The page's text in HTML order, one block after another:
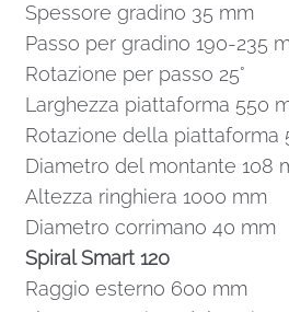
Spessore gradino 35 mm
Passo per gradino 190-235
Rotazione per passo 25°
Larghezza piattaforma 550
Rotazione della piattaforma
Diametro del montante 108
Altezza ringhiera 1000 mm
Diametro corrimano 40 mm
Spiral Smart 120
Raggio esterno 600 mm